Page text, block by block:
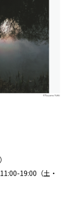
19:00（土・